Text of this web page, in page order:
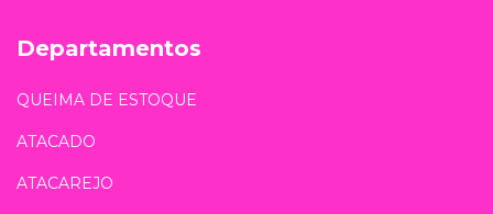
Departamentos
QUEIMA DE ESTOQUE
ATACADO
ATACAREJO